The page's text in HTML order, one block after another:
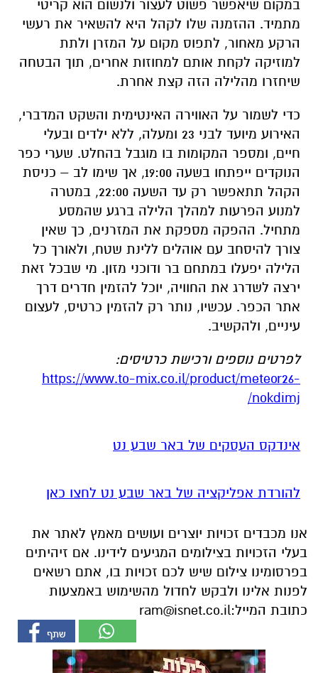
במקום שיאפשר פשוט לעצור ולנשום הוא קריטי
מתמיד. ההזמנה שלו לקהל היא להשאיר את רעשי
הרקע מאחור, לתפוס מקום על המזרן ולתת
למוזיקה לקחת אותם למחוזות אחרים, תוך הבטחה
שיחזרו מהלילה הזה קצת אחרת.
כדי לשמור על האווירה האינטימית והשקט המדברי,
האירוע מיועד לבני 23 ומעלה, ללא ילדים ובעלי
חיים, ומספר המקומות בו מוגבל בהחלט. שערי כפר
הנוקדים ייפתחו בשעה 19:00, אך שימו לב – כניסת
הקהל תתאפשר רק עד השעה 22:00, במטרה
למנוע הפרעות למהלך הלילה ברגע שהמסע
מתחיל. ההפקה מספקת את המזרנים, כך שאין
צורך להיסחב עם אוהלים ללינת שטח, ולאורך כל
הלילה יפעלו במתחם בר ודוכני מזון. מי שבכל זאת
ירצה לשדרג את החוויה, יוכל להזמין חדרים דרך
אתר הכפר. עכשיו, נותר רק להזמין כרטיס, לעצום
עיניים, ולהקשיב.
לפרטים נוספים ורכישת כרטיסים:
https://www.to-mix.co.il/product/meteor26-
nokdimj/
אינדקס העסקים של באר שבע נט
להורדת אפליקציה של באר שבע נט לחצו כאן
אנו מכבדים זכויות יוצרים ועושים מאמץ לאתר את
בעלי הזכויות בצילומים המגיעים לידינו. אם זיהיתים
בפרסומינו צילום שיש לכם זכויות בו, אתם רשאים
לפנות אלינו ולבקש לחדול מהשימוש באמצעות
כתובת המייל:ram@isnet.co.il